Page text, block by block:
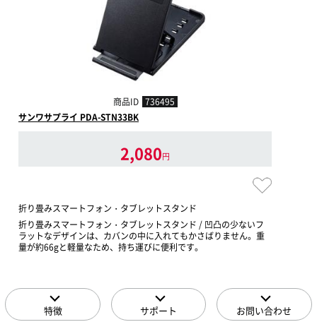
商品ID 736495
サンワサプライ PDA-STN33BK
2,080円
折り畳みスマートフォン・タブレットスタンド
折り畳みスマートフォン・タブレットスタンド / 凹凸の少ないフ
ラットなデザインは、カバンの中に入れてもかさばりません。重
量が約66gと軽量なため、持ち運びに便利です。
特徴 サポート お問い合わせ